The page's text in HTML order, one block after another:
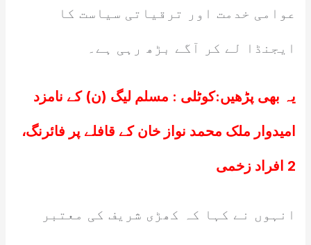
عوامی خدمت اور ترقیاتی سیاست کا
ایجنڈا لے کر آگے بڑھ رہی ہے۔
یہ بھی پڑھیں:کوٹلی : مسلم لیگ (ن) کے نامزد
امیدوار ملک محمد نواز خان کے قافلے پر فائرنگ،
2 افراد زخمی
انہوں نے کہا کہ کھڑی شریف کی معتبر